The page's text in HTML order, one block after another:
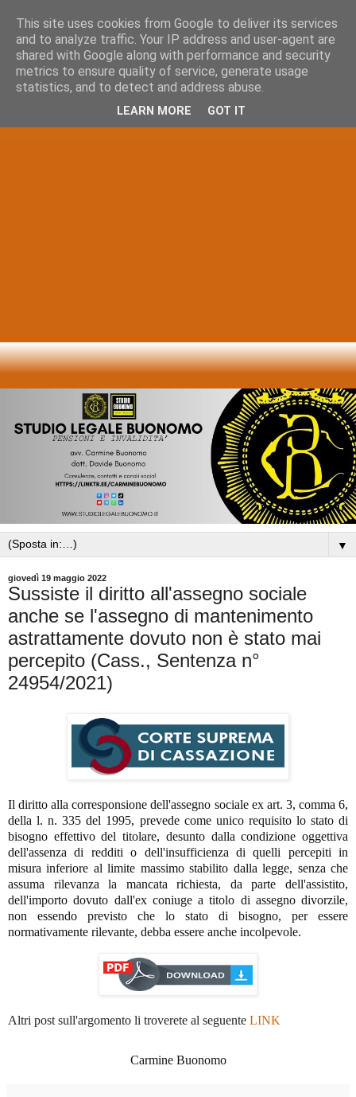
▼
giovedì 19 maggio 2022
Sussiste il diritto all'assegno sociale
anche se l'assegno di mantenimento
astrattamente dovuto non è stato mai
percepito (Cass., Sentenza n°
24954/2021)
Il diritto alla corresponsione dell'assegno sociale ex art. 3, comma 6,
della l. n. 335 del 1995, prevede come unico requisito lo stato di
bisogno effettivo del titolare, desunto dalla condizione oggettiva
dell'assenza di redditi o dell'insufficienza di quelli percepiti in
misura inferiore al limite massimo stabilito dalla legge, senza che
assuma rilevanza la mancata richiesta, da parte dell'assistito,
dell'importo dovuto dall'ex coniuge a titolo di assegno divorzile,
non essendo previsto che lo stato di bisogno, per essere
normativamente rilevante, debba essere anche incolpevole.
Altri post sull'argomento li troverete al seguente LINK
Carmine Buonomo
This site uses cookies from Google to deliver its services
and to analyze traffic. Your IP address and user-agent are
shared with Google along with performance and security
metrics to ensure quality of service, generate usage
statistics, and to detect and address abuse.
LEARN MORE GOT IT